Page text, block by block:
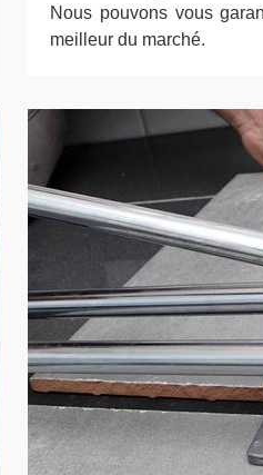
Nous pouvons vous
meilleur du marché.